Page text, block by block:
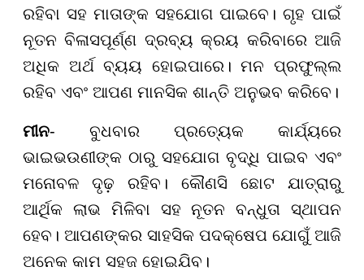
ରହିବା ସହ ମାତାଙ୍କ ସହଯୋଗ ପାଇବେ। ଗୃହ ପାଇଁ
ନୂତନ ବିଳାସପୂର୍ଣ୍ଣ ଦ୍ରବ୍ୟ କ୍ରୟ କରିବାରେ ଆଜି
ଅଧିକ ଅର୍ଥ ବ୍ୟୟ ହୋଇପାରେ। ମନ ପ୍ରଫୁଲ୍ଲ
ରହିବ ଏବଂ ଆପଣ ମାନସିକ ଶାନ୍ତି ଅନୁଭବ କରିବେ।
ମୀନ- ବୁଧବାର ପ୍ରତ୍ୟେକ କାର୍ଯ୍ୟରେ
ଭାଇଭଉଣୀଙ୍କ ଠାରୁ ସହଯୋଗ ବୃଦ୍ଧି ପାଇବ ଏବଂ
ମନୋବଳ ଦୃଢ଼ ରହିବ। କୌଣସି ଛୋଟ ଯାତ୍ରାରୁ
ଆର୍ଥିକ ଲାଭ ମିଳିବା ସହ ନୂତନ ବନ୍ଧୁତା ସ୍ଥାପନ
ହେବ। ଆପଣଙ୍କର ସାହସିକ ପଦକ୍ଷେପ ଯୋଗୁଁ ଆଜି
ଅନେକ କାମ ସହଜ ହୋଇଯିବ।